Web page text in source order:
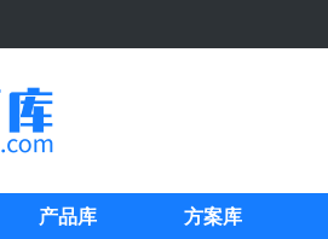
产品库 方案库